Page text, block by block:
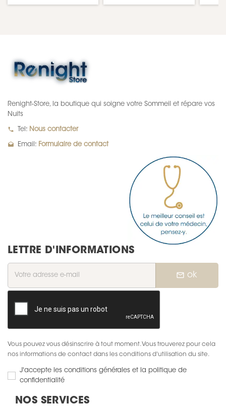
Renight-Store, la boutique qui soigne votre Sommeil et répare vos
Nuits
local_phone Tel: Nous contacter
drafts Email: Formulaire de contact
LETTRE D'INFORMATIONS
mail_outline ok
Vous pouvez vous désinscrire à tout moment. Vous trouverez pour cela
nos informations de contact dans les conditions d'utilisation du site.
J'accepte les conditions générales et la politique de
confidentialité
NOS SERVICES